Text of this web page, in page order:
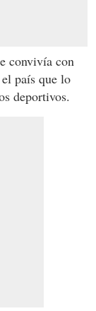
convivía con
país que lo
deportivos.